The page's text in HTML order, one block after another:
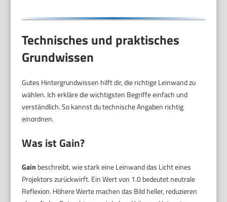
Technisches und praktisches
Grundwissen
Gutes Hintergrundwissen hilft dir, die richtige Leinwand zu
wählen. Ich erkläre die wichtigsten Begriffe einfach und
verständlich. So kannst du technische Angaben richtig
einordnen.
Was ist Gain?
Gain beschreibt, wie stark eine Leinwand das Licht eines
Projektors zurückwirft. Ein Wert von 1.0 bedeutet neutrale
Reflexion. Höhere Werte machen das Bild heller, reduzieren